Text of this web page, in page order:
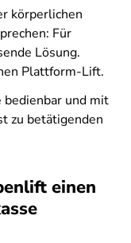
körperlichen
Für
Lösung.
Plattform-Lift.
und mit
zu betätigenden
einen